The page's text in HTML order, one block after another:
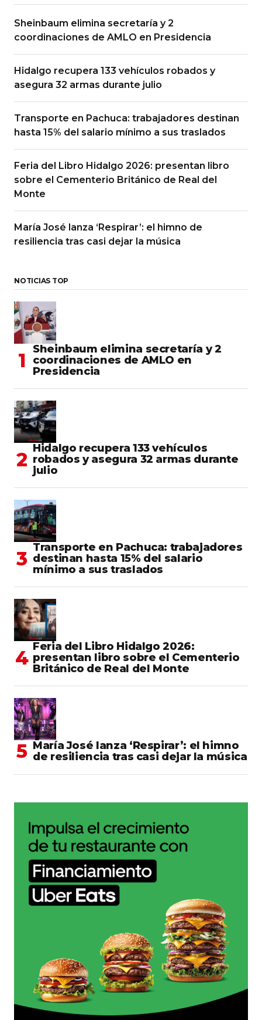
Sheinbaum elimina secretaría y 2
coordinaciones de AMLO en Presidencia
Hidalgo recupera 133 vehículos robados y
asegura 32 armas durante julio
Transporte en Pachuca: trabajadores destinan
hasta 15% del salario mínimo a sus traslados
Feria del Libro Hidalgo 2026: presentan libro
sobre el Cementerio Británico de Real del
Monte
María José lanza ‘Respirar’: el himno de
resiliencia tras casi dejar la música
NOTICIAS TOP
Sheinbaum elimina secretaría y 2
coordinaciones de AMLO en
Presidencia
Hidalgo recupera 133 vehículos
robados y asegura 32 armas durante
julio
Transporte en Pachuca: trabajadores
destinan hasta 15% del salario
mínimo a sus traslados
Feria del Libro Hidalgo 2026:
presentan libro sobre el Cementerio
Británico de Real del Monte
María José lanza ‘Respirar’: el himno
de resiliencia tras casi dejar la música